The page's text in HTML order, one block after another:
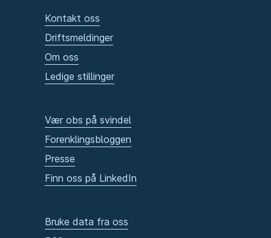
Kontakt oss
Driftsmeldinger
Om oss
Ledige stillinger
Vær obs på svindel
Forenklingsbloggen
Presse
Finn oss på LinkedIn
Bruke data fra oss